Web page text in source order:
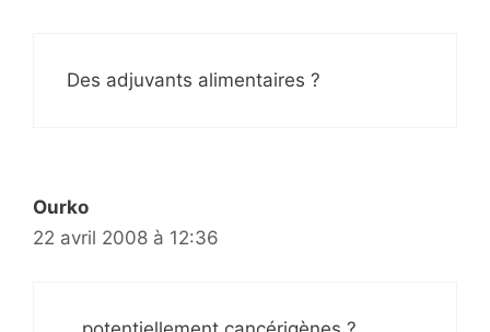
Des adjuvants alimentaires ?
Ourko
22 avril 2008 à 12:36